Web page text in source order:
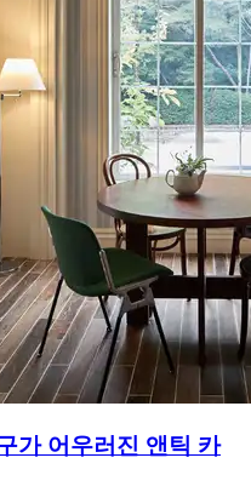
가 어우러진 앤틱 카